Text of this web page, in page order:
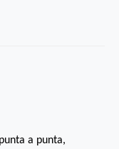
a punta,